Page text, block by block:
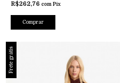
R$262,76com Pix
Comprar
Frete grátis